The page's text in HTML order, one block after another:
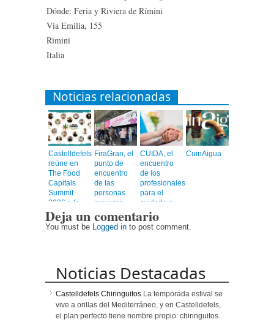
Dónde: Feria y Riviera de Rímini
Via Emilia, 155
Rimini
Italia
Noticias relacionadas
Castelldefels
reúne en
The Food
Capitals
Summit
2026 a la
élite mundial
de la
gastronomía
FiraGran, el
punto de
encuentro
de las
personas
mayores
CUIDA, el
encuentro
de los
profesionales
para el
cuidado a
personas
mayores
CuinAigua
Deja un comentario
You must be Logged in to post comment.
Noticias Destacadas
Castelldefels Chiringuitos La temporada estival se
vive a orillas del Mediterráneo, y en Castelldefels,
el plan perfecto tiene nombre propio: chiringuitos.